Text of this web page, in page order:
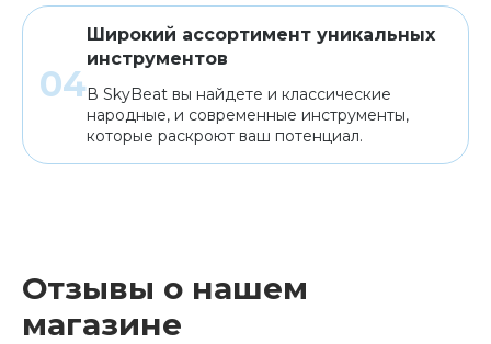
Широкий ассортимент уникальных
инструментов
В SkyBeat вы найдете и классические
народные, и современные инструменты,
которые раскроют ваш потенциал.
Отзывы о нашем
магазине